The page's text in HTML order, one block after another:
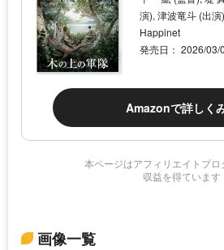
演), 津波竜斗 (出
Happinet
発売日： 2026/03/
Amazonで詳しく
本ページはアフィリエイトプロ
収益を得ています
画像一覧